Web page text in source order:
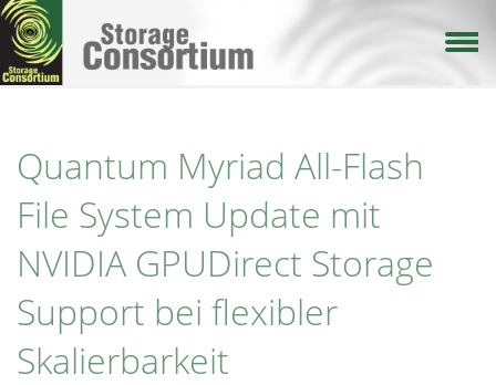
Direkt
zum
Inhalt
Quantum Myriad All-Flash
File System Update mit
NVIDIA GPUDirect Storage
Support bei flexibler
Skalierbarkeit